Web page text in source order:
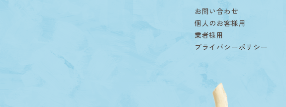
お問い合わせ
個人のお客様用
業者様用
プライバシーポリシー